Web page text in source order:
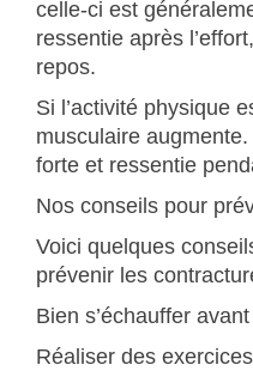
celle-ci est
ressentie après
repos.
Si l’activité physique
musculaire
forte et ressentie
Nos conseils pour
Voici quelques
prévenir les
Bien s’échauffer avant
Réaliser des